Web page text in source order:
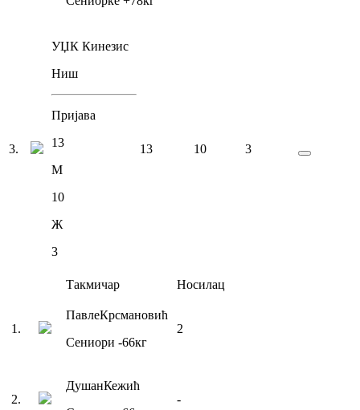
3.
УЏК Кинезис
Ниш
Пријава
13
М
10
Ж
3
13 10 3
Такмичар Носилац
1 .
ПавлеКрсмановић
Сениори -66кг
2
2.
ДушанКежић
-